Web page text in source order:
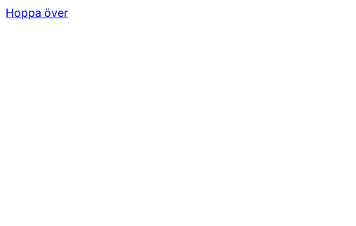
Hoppa över